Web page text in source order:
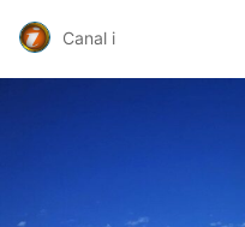
Canal i